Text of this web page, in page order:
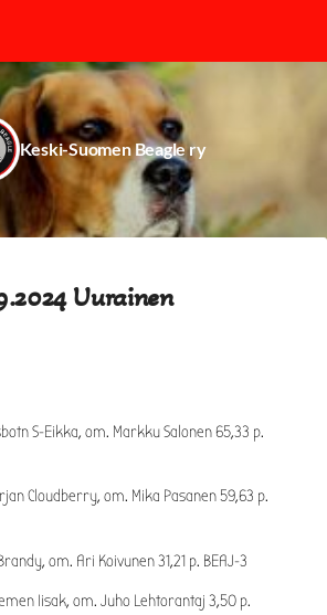
Keski-Suomen Beagle ry
Uurainen
S-Eikka, om. Markku Salonen 65,33 p.
Cloudberry, om. Mika Pasanen 59,63 p.
om. Ari Koivunen 31,21 p. BEAJ-3
Iisak, om. Juho Lehtorantaj 3,50 p.